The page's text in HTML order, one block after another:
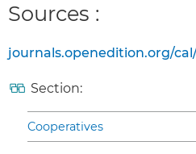
Sources :
journals.openedition.org/
Section:
Cooperatives